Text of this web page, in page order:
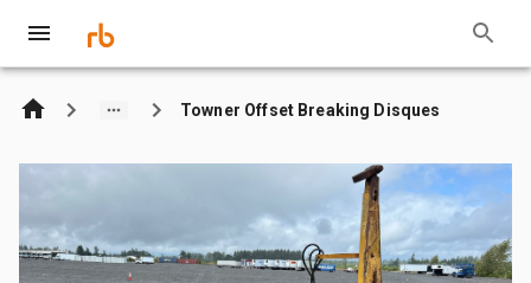
Towner Offset Breaking Disques